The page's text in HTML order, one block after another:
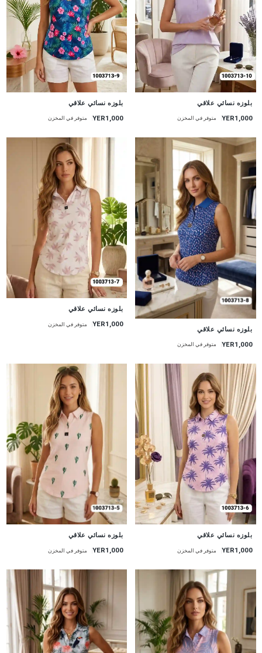
بلوزه نسائي علاقي
YER1,000 متوفر في المخزن
بلوزه نسائي علاقي
YER1,000 متوفر في المخزن
بلوزه نسائي علاقي
YER1,000 متوفر في المخزن
جديد
بلوزه نسائي علاقي
YER1,000 متوفر في المخزن
جديد
بلوزه نسائي علاقي
YER1,000 متوفر في المخزن
جديد
بلوزه نسائي علاقي
YER1,000 متوفر في المخزن